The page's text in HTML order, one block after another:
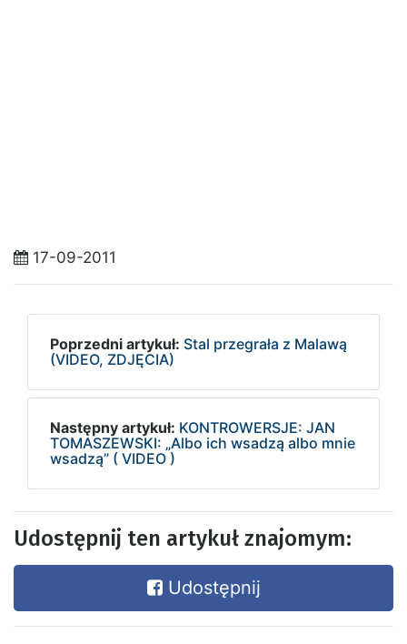
17-09-2011
Poprzedni artykuł: Stal przegrała z Malawą
(VIDEO, ZDJĘCIA)
Następny artykuł: KONTROWERSJE: JAN
TOMASZEWSKI: „Albo ich wsadzą albo mnie
wsadzą” ( VIDEO )
Udostępnij ten artykuł znajomym:
Udostępnij